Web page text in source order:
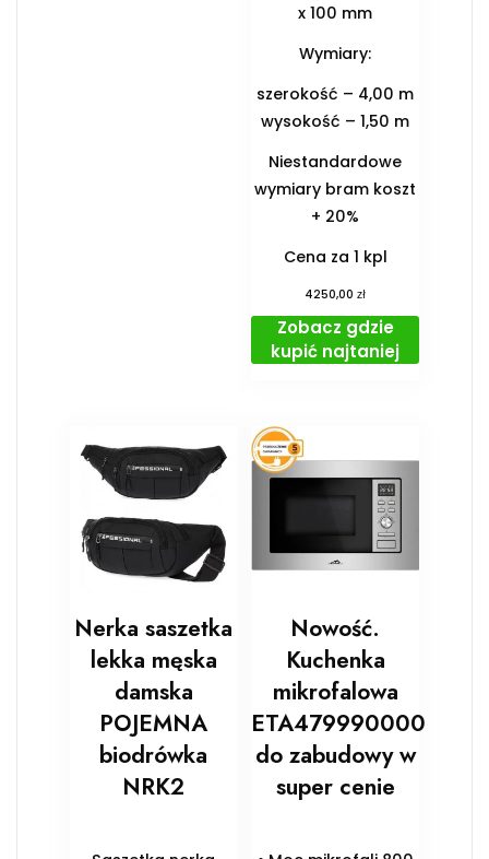
x 100 mm
Wymiary:
szerokość – 4,00 m
wysokość – 1,50 m
Niestandardowe
wymiary bram koszt
+ 20%
Cena za 1 kpl
4250,00zł
Zobacz gdzie
kupić najtaniej
Nerka saszetka
lekka męska
damska
POJEMNA
biodrówka
NRK2
Nowość.
Kuchenka
mikrofalowa
ETA479990000
do zabudowy w
super cenie